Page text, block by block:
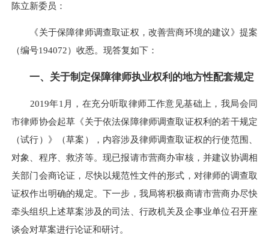
陈立新委员：
《关于保障律师调查取证权，改善营商环境的建议》提案
（编号194072）收悉。现答复如下：
一、关于制定保障律师执业权利的地方性配套规定
2019年1月，在充分听取律师工作意见基础上，我局会同
市律师协会起草《关于依法保障律师调查取证权利的若干规定
（试行）》（草案），内容涉及律师调查取证权的行使范围、
对象、程序、救济等。现已报请市营商办审核，并建议协调相
关部门会商论证，尽快以规范性文件的形式，对律师的调查取
证权作出明确的规定。下一步，我局将积极商请市营商办尽快
牵头组织上述草案涉及的司法、行政机关及企事业单位召开座
谈会对草案进行论证和研讨。